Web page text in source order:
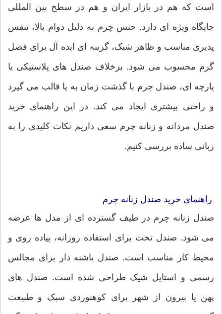
است که هم در بازار ایران و هم در سطح بین المللی
جایگاه ویژه ای دارد. جنس چرم به دلیل دوام بالا، تنفس
پذیری مناسب و ظاهر شیک، گزینه ای ایده آل برای فصل
گرم محسوب می شود. برخلاف صندل های پلاستیکی یا
پارچه ای، صندل چرم با گذشت زمان به پا قالب می گیرد
و راحتی بیشتری ایجاد می کند. در این راهنمای خرید
صندل مردانه و زنانه چرم سعی داریم نکات کلیدی را به
زبانی ساده بررسی کنیم.
راهنمای خرید صندل زنانه چرم
صندل زنانه چرم در طیف گسترده ای از مدل ها عرضه
می شود. صندل تخت برای استفاده روزانه، پیاده روی و
محیط کار مناسب است. صندل پاشنه دار برای مجالس
رسمی و استایل شیک طراحی شده است. صندل های
پهن یا بیرون از شهر برای کوهنوردی سبک و طبیعت